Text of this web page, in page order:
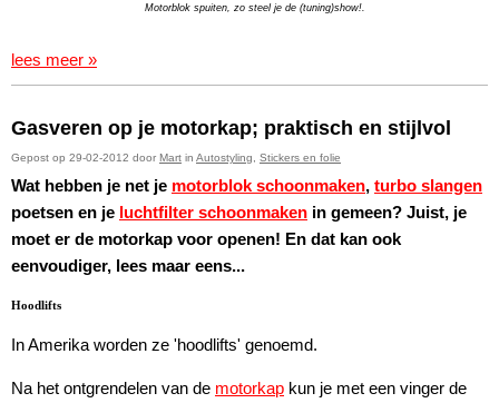
Motorblok spuiten, zo steel je de (tuning)show!.
lees meer »
Gasveren op je motorkap; praktisch en stijlvol
Gepost op 29-02-2012 door Mart in Autostyling Stickers en folie
Wat hebben je net je motorblok schoonmaken, turbo slangen
poetsen en je luchtfilter schoonmaken in gemeen? Juist, je
moet er de motorkap voor openen! En dat kan ook
eenvoudiger, lees maar eens...
Hoodlifts
In Amerika worden ze 'hoodlifts' genoemd.
Na het ontgrendelen van de motorkap kun je met een vinger de